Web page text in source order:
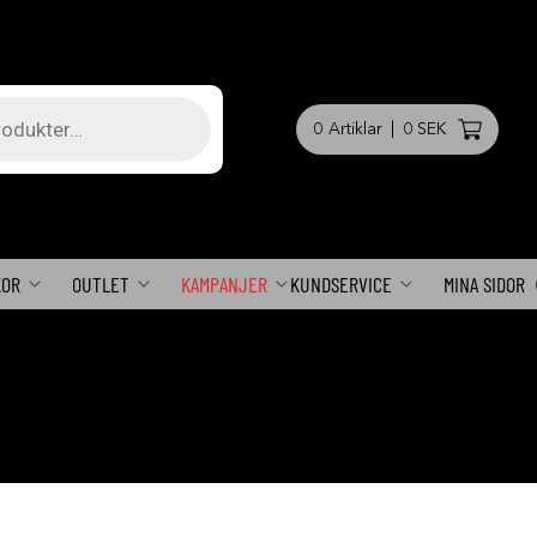
0 Artiklar 0 SEK
OUTLET KAMPANJER KUNDSERVICE MINA SIDOR